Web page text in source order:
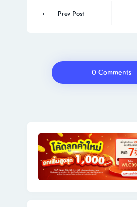
navigation
Prev
Prev Post
0 Comments